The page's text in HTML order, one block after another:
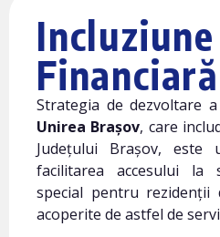
Incluziune
Financiară
Strategia de dezvoltare a
Unirea Brașov, care
Județului Brașov, este
facilitarea accesului la
special pentru
acoperite de astfel de